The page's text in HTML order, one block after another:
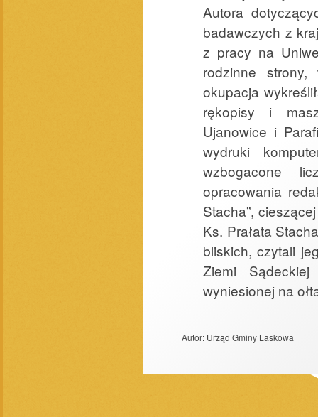
Autora
badawczych z
z pracy na
rodzinne strony,
okupacja
rękopisy i
Ujanowice i
wydruki
wzbogacone
opracowania
Stacha”,
Ks. Prałata
bliskich, czytali
Ziemi
wyniesionej na
Autor: Urząd Gminy Laskowa